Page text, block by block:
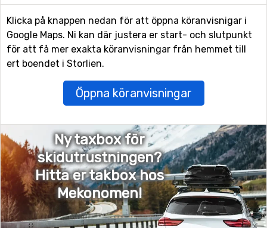
Klicka på knappen nedan för att öppna köranvisnigar i
Google Maps. Ni kan där justera er start- och slutpunkt
för att få mer exakta köranvisningar från hemmet till
ert boendet i Storlien.
Öppna köranvisningar
Ny taxbox för
skidutrustningen?
Hitta er takbox hos
Mekonomen!